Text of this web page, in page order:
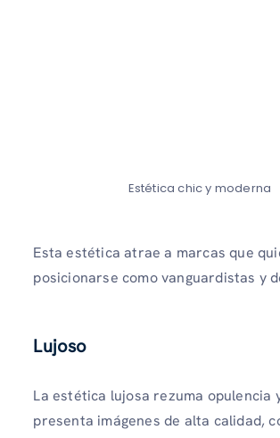
Estética chic y moderna
Esta estética atrae a marcas que
posicionarse como vanguardistas y
Lujoso
La estética lujosa rezuma opulencia
presenta imágenes de alta calidad,